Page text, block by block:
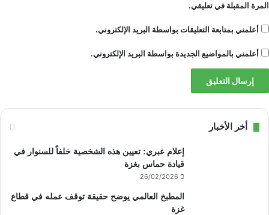
المرة المقبلة في تعليقي.
أعلمني بمتابعة التعليقات بواسطة البريد الإلكتروني.
أعلمني بالمواضيع الجديدة بواسطة البريد الإلكتروني.
أخر الأخبار
إعلام عبري: تعيين هذه الشخصية خلفاً للسنوار في
قيادة حماس بغزة
26/02/2026
المطبخ العالمي يوضح حقيقة توقف عمله في قطاع
غزة